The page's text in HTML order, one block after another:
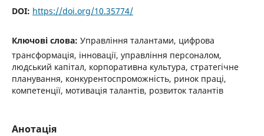
DOI: https://doi.org/10.35774/
Ключові слова: Управління талантами, цифрова
трансформація, інновації, управління персоналом,
людський капітал, корпоративна культура, стратегічне
планування, конкурентоспроможність, ринок праці,
компетенції, мотивація талантів, розвиток талантів
Анотація